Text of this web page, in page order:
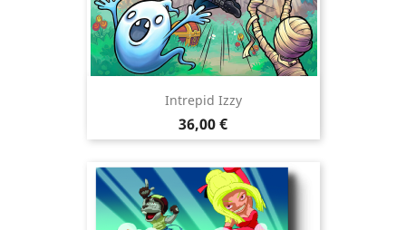
Intrepid Izzy
Precio
36,00 €